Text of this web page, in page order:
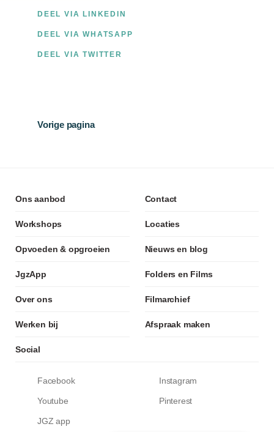
DEEL VIA LINKEDIN
DEEL VIA WHATSAPP
DEEL VIA TWITTER
Vorige pagina
Ons aanbod
Workshops
Opvoeden & opgroeien
JgzApp
Over ons
Werken bij
Contact
Locaties
Nieuws en blog
Folders en Films
Filmarchief
Afspraak maken
Social
Facebook Instagram
Youtube Pinterest
JGZ app